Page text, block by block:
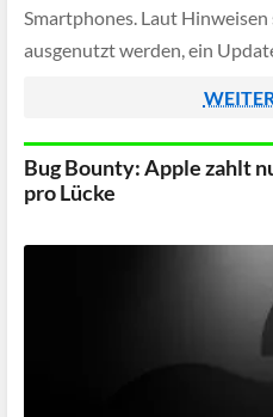
Smartphones. Laut
ausgenutzt werden, ein
Bug Bounty: Apple zahlt
pro Lücke